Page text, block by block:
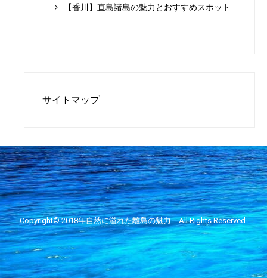
【香川】直島諸島の魅力とおすすめスポット
サイトマップ
Copyright© 2018年自然に溢れた離島の魅力All Rights Reserved.